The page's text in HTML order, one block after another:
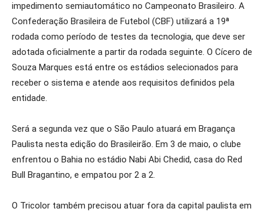
impedimento semiautomático no Campeonato Brasileiro. A
Confederação Brasileira de Futebol (CBF) utilizará a 19ª
rodada como período de testes da tecnologia, que deve ser
adotada oficialmente a partir da rodada seguinte. O Cícero de
Souza Marques está entre os estádios selecionados para
receber o sistema e atende aos requisitos definidos pela
entidade.
Será a segunda vez que o São Paulo atuará em Bragança
Paulista nesta edição do Brasileirão. Em 3 de maio, o clube
enfrentou o Bahia no estádio Nabi Abi Chedid, casa do Red
Bull Bragantino, e empatou por 2 a 2.
O Tricolor também precisou atuar fora da capital paulista em